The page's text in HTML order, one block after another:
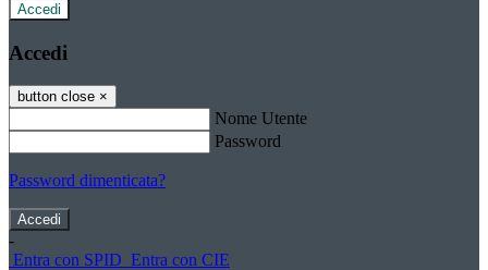
Accedi
Accedi
button close ×
Nome Utente
Password
Password dimenticata?
-
Entra con SPID Entra con CIE